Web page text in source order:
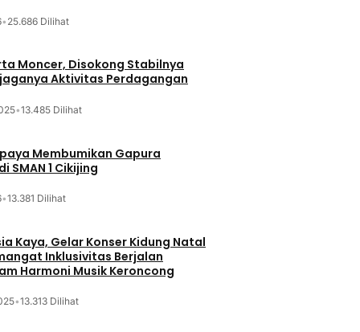
• 25.686 Dilihat
Moncer, Disokong Stabilnya
Aktivitas Perdagangan
•13.485 Dilihat
Membumikan Gapura
SMAN 1 Cikijing
•13.381 Dilihat
Kaya, Gelar Konser Kidung Natal
Inklusivitas Berjalan
Harmoni Musik Keroncong
•13.313 Dilihat